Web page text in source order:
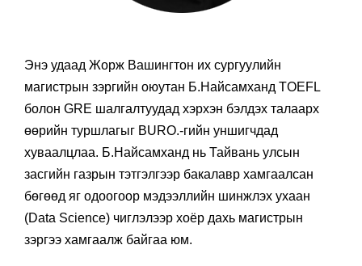
Энэ удаад Жорж Вашингтон их сургуулийн
магистрын зэргийн оюутан Б.Найсамханд TOEFL
болон GRE шалгалтуудад хэрхэн бэлдэх талаарх
өөрийн туршлагыг BURO.-гийн уншигчдад
хуваалцлаа. Б.Найсамханд нь Тайвань улсын
засгийн газрын тэтгэлгээр бакалавр хамгаалсан
бөгөөд яг одоогоор мэдээллийн шинжлэх ухаан
(Data Science) чиглэлээр хоёр дахь магистрын
зэргээ хамгаалж байгаа юм.